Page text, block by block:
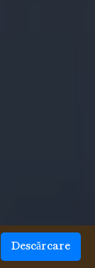
Descărcare